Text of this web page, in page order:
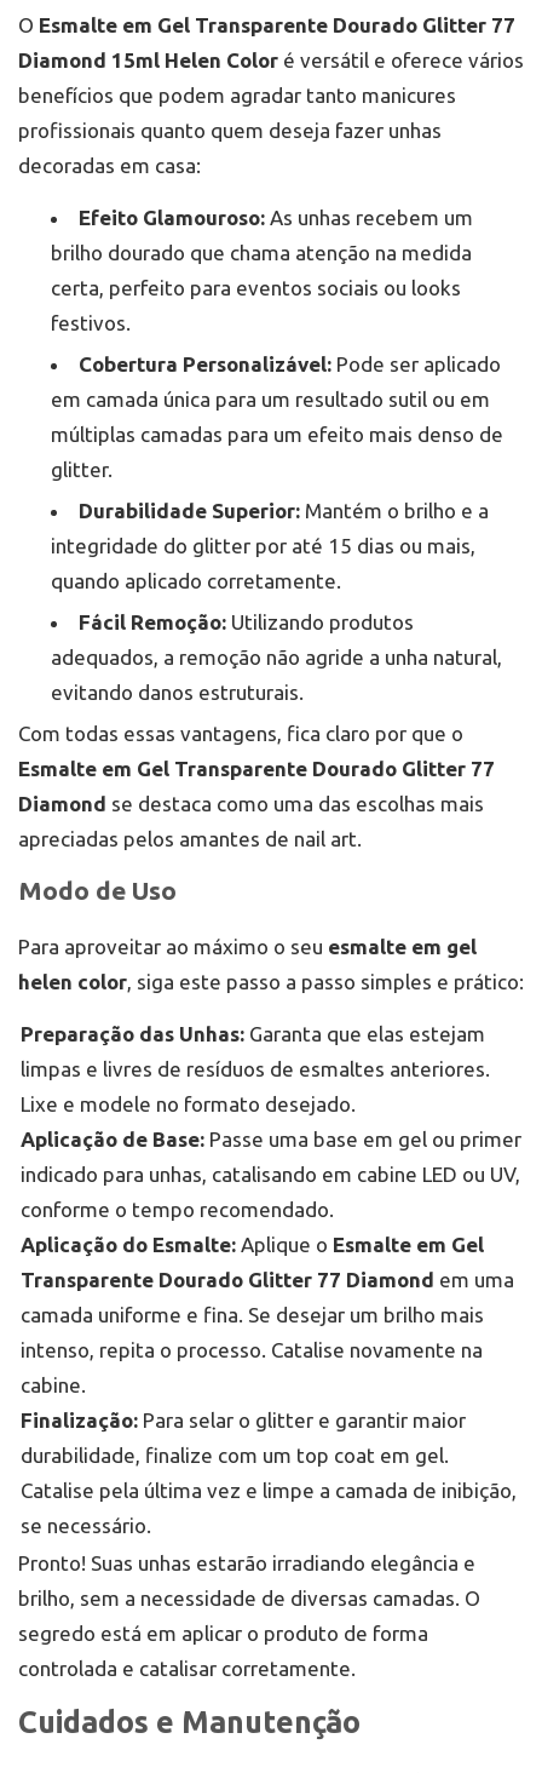
O Esmalte em Gel Transparente Dourado Glitter 77
Diamond 15ml Helen Color é versátil e oferece vários
benefícios que podem agradar tanto manicures
profissionais quanto quem deseja fazer unhas
decoradas em casa:
Efeito Glamouroso: As unhas recebem um
brilho dourado que chama atenção na medida
certa, perfeito para eventos sociais ou looks
festivos.
Cobertura Personalizável: Pode ser aplicado
em camada única para um resultado sutil ou em
múltiplas camadas para um efeito mais denso de
glitter.
Durabilidade Superior: Mantém o brilho e a
integridade do glitter por até 15 dias ou mais,
quando aplicado corretamente.
Fácil Remoção: Utilizando produtos
adequados, a remoção não agride a unha natural,
evitando danos estruturais.
Com todas essas vantagens, fica claro por que o
Esmalte em Gel Transparente Dourado Glitter 77
Diamond se destaca como uma das escolhas mais
apreciadas pelos amantes de nail art.
Modo de Uso
Para aproveitar ao máximo o seu esmalte em gel
helen color, siga este passo a passo simples e prático:
Preparação das Unhas: Garanta que elas estejam
limpas e livres de resíduos de esmaltes anteriores.
Lixe e modele no formato desejado.
Aplicação de Base: Passe uma base em gel ou primer
indicado para unhas, catalisando em cabine LED ou UV,
conforme o tempo recomendado.
Aplicação do Esmalte: Aplique o Esmalte em Gel
Transparente Dourado Glitter 77 Diamond em uma
camada uniforme e fina. Se desejar um brilho mais
intenso, repita o processo. Catalise novamente na
cabine.
Finalização: Para selar o glitter e garantir maior
durabilidade, finalize com um top coat em gel.
Catalise pela última vez e limpe a camada de inibição,
se necessário.
Pronto! Suas unhas estarão irradiando elegância e
brilho, sem a necessidade de diversas camadas. O
segredo está em aplicar o produto de forma
controlada e catalisar corretamente.
Cuidados e Manutenção